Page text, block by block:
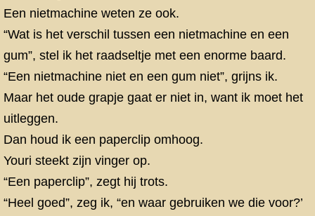
Een nietmachine weten ze ook.
“Wat is het verschil tussen een nietmachine en een
gum”, stel ik het raadseltje met een enorme baard.
“Een nietmachine niet en een gum niet”, grijns ik.
Maar het oude grapje gaat er niet in, want ik moet het
uitleggen.
Dan houd ik een paperclip omhoog.
Youri steekt zijn vinger op.
“Een paperclip”, zegt hij trots.
“Heel goed”, zeg ik, “en waar gebruiken we die voor?’